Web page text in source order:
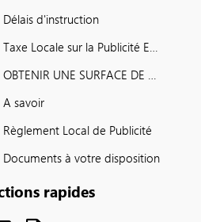
Délais d'instruction
Taxe Locale sur la Publicité Extérieure ( TLPE )
OBTENIR UNE SURFACE DE RÉFÉRENCE
A savoir
Règlement Local de Publicité
Documents à votre disposition
rapides